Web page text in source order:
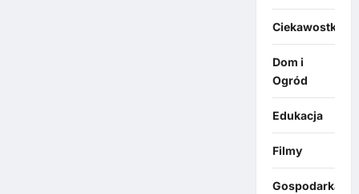
Ciekawostki
Dom i
Ogród
Edukacja
Filmy
Gospodarka